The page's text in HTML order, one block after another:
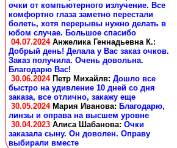
очки от компьютерного излучение. Все
комфортно глаза заметно перестали
болеть, хотя перерывы нужно делать в
юбом случае. Большое спасибо
04.07.2024 Анжелика Геннадьевна К.:
Добрый день! Делала у Вас заказ очков.
Заказ получила. Очень довольна.
Благодарю Вас!
30.06.2024 Петр Михайлв: Дошло все
быстро на удивление 10 дней со дня
заказа, все отлично, закажу еще
30.05.2024 Мария Иванова: Благодарю,
линзы и оправа на высшем уровне
30.04.2023 Алиса Шабанова: Очки
заказала сыну. Он доволен. Оправу
выбирали вместе